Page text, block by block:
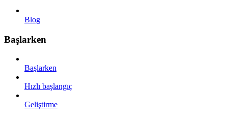
Blog
Başlarken
Başlarken
Hızlı başlangıç
Geliştirme